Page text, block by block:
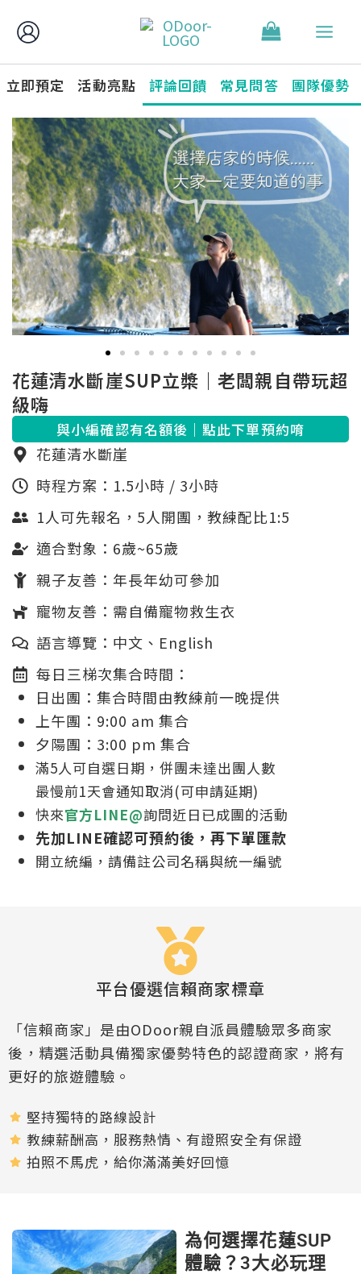
要
容
立即預定 活動亮點 評論回饋 常見問答 團隊優勢
花蓮清水斷崖SUP立槳｜老闆親自帶玩超
級嗨
與小編確認有名額後｜點此下單預約唷
花蓮清水斷崖
時程方案：1.5小時 / 3小時
1人可先報名，5人開團，教練配比1:5
適合對象：6歲~65歲
親子友善：年長年幼可參加
寵物友善：需自備寵物救生衣
語言導覽：中文、English
每日三梯次集合時間：
日出團：集合時間由教練前一晚提供
上午團：9:00 am 集合
夕陽團：3:00 pm 集合
滿5人可自選日期，併團未達出團人數
最慢前1天會通知取消(可申請延期)
快來官方LINE@詢問近日已成團的活動
先加LINE確認可預約後，再下單匯款
開立統編，請備註公司名稱與統一編號
平台優選信賴商家標章
「信賴商家」是由ODoor親自派員體驗眾多商家
後，精選活動具備獨家優勢特色的認證商家，將有
更好的旅遊體驗。
堅持獨特的路線設計
教練薪酬高，服務熱情、有證照安全有保證
拍照不馬虎，給你滿滿美好回憶
為何選擇花蓮SUP
體驗？3大必玩理